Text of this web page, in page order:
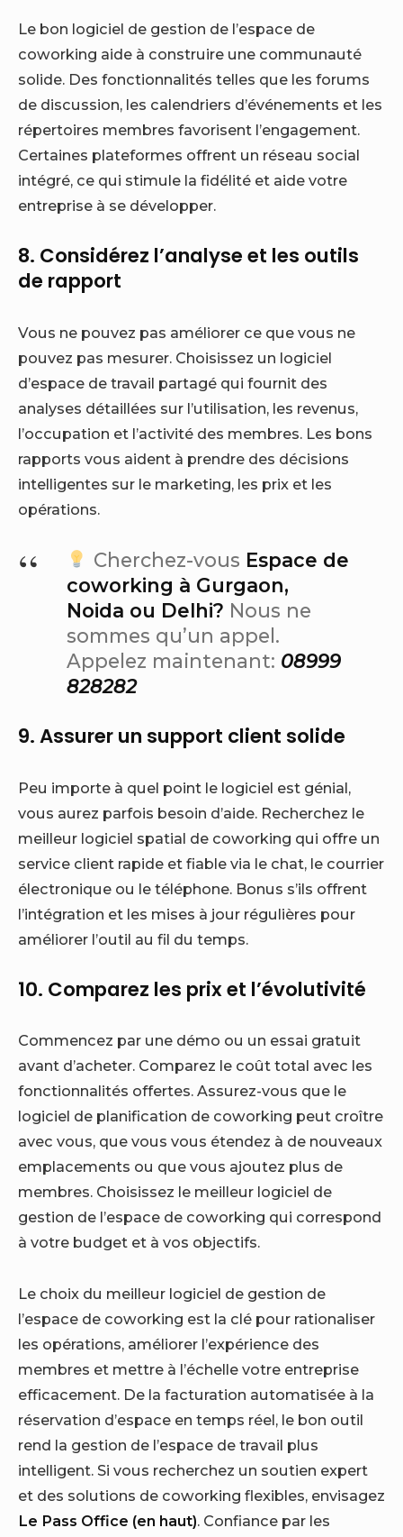
Le bon logiciel de gestion de l’espace de
coworking aide à construire une communauté
solide. Des fonctionnalités telles que les forums
de discussion, les calendriers d’événements et les
répertoires membres favorisent l’engagement.
Certaines plateformes offrent un réseau social
intégré, ce qui stimule la fidélité et aide votre
entreprise à se développer.
8. Considérez l’analyse et les outils
de rapport
Vous ne pouvez pas améliorer ce que vous ne
pouvez pas mesurer. Choisissez un logiciel
d’espace de travail partagé qui fournit des
analyses détaillées sur l’utilisation, les revenus,
l’occupation et l’activité des membres. Les bons
rapports vous aident à prendre des décisions
intelligentes sur le marketing, les prix et les
opérations.
Cherchez-vous Espace de
coworking à Gurgaon,
Noida ou Delhi? Nous ne
sommes qu’un appel.
Appelez maintenant: 08999
828282
9. Assurer un support client solide
Peu importe à quel point le logiciel est génial,
vous aurez parfois besoin d’aide. Recherchez le
meilleur logiciel spatial de coworking qui offre un
service client rapide et fiable via le chat, le courrier
électronique ou le téléphone. Bonus s’ils offrent
l’intégration et les mises à jour régulières pour
améliorer l’outil au fil du temps.
10. Comparez les prix et l’évolutivité
Commencez par une démo ou un essai gratuit
avant d’acheter. Comparez le coût total avec les
fonctionnalités offertes. Assurez-vous que le
logiciel de planification de coworking peut croître
avec vous, que vous vous étendez à de nouveaux
emplacements ou que vous ajoutez plus de
membres. Choisissez le meilleur logiciel de
gestion de l’espace de coworking qui correspond
à votre budget et à vos objectifs.
Le choix du meilleur logiciel de gestion de
l’espace de coworking est la clé pour rationaliser
les opérations, améliorer l’expérience des
membres et mettre à l’échelle votre entreprise
efficacement. De la facturation automatisée à la
réservation d’espace en temps réel, le bon outil
rend la gestion de l’espace de travail plus
intelligent. Si vous recherchez un soutien expert
et des solutions de coworking flexibles, envisagez
Le Pass Office (en haut). Confiance par les